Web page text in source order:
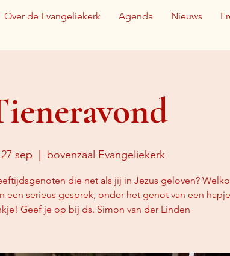
Over de Evangeliekerk Agenda Nieuws
sep bovenzaal Evangeliekerk
die net als jij in Jezus geloven?
een serieus gesprek, onder het genot van een
Geef je op bij ds. Simon van der Linden